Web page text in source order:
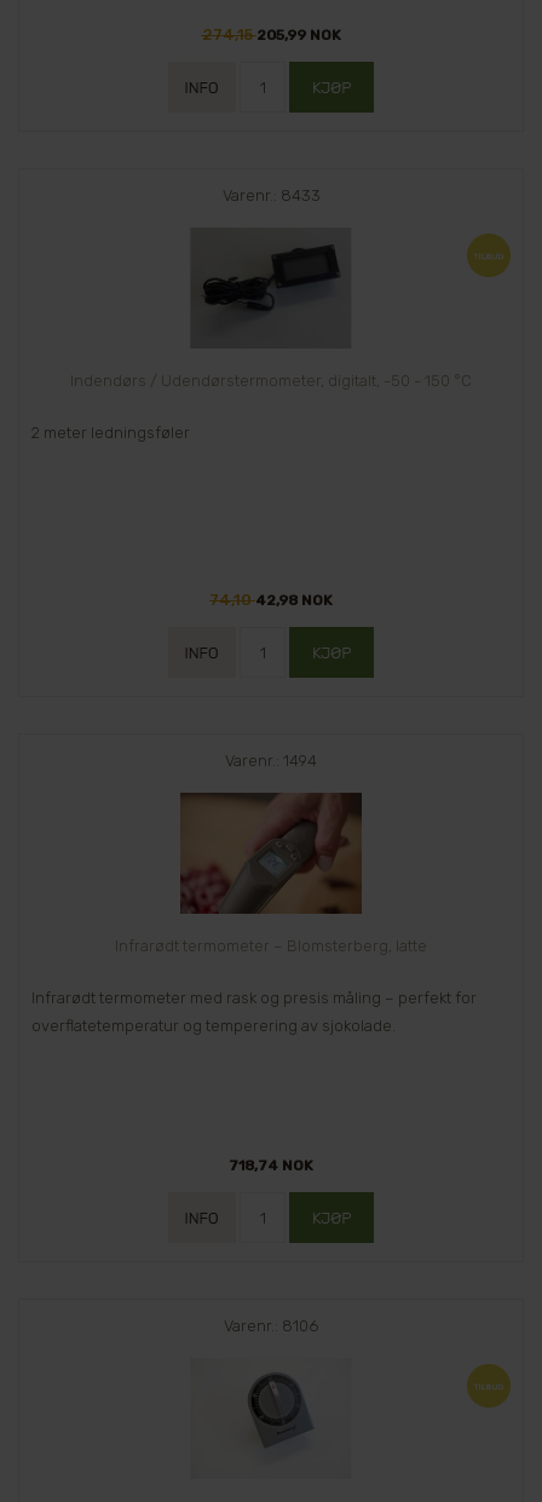
274,15205,99 NOK
Varenr.: 8433
Indendørs / Udendørstermometer, digitalt, -50 - 150 °C
2 meter ledningsføler
74,1042,98 NOK
Varenr.: 1494
Infrarødt termometer – Blomsterberg, latte
Infrarødt termometer med rask og presis måling – perfekt for
overflatetemperatur og temperering av sjokolade.
718,74 NOK
Varenr.: 8106